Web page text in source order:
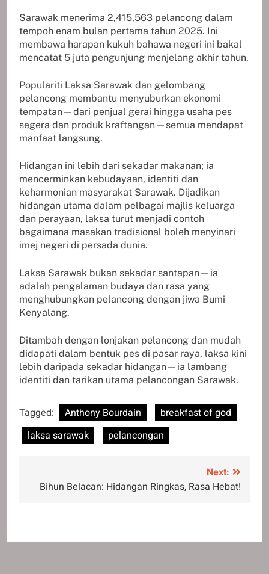
Sarawak menerima 2,415,563 pelancong dalam
tempoh enam bulan pertama tahun 2025. Ini
membawa harapan kukuh bahawa negeri ini bakal
mencatat 5 juta pengunjung menjelang akhir tahun.
Populariti Laksa Sarawak dan gelombang
pelancong membantu menyuburkan ekonomi
tempatan—dari penjual gerai hingga usaha pes
segera dan produk kraftangan—semua mendapat
manfaat langsung.
Hidangan ini lebih dari sekadar makanan; ia
mencerminkan kebudayaan, identiti dan
keharmonian masyarakat Sarawak. Dijadikan
hidangan utama dalam pelbagai majlis keluarga
dan perayaan, laksa turut menjadi contoh
bagaimana masakan tradisional boleh menyinari
imej negeri di persada dunia.
Laksa Sarawak bukan sekadar santapan—ia
adalah pengalaman budaya dan rasa yang
menghubungkan pelancong dengan jiwa Bumi
Kenyalang.
Ditambah dengan lonjakan pelancong dan mudah
didapati dalam bentuk pes di pasar raya, laksa kini
lebih daripada sekadar hidangan—ia lambang
identiti dan tarikan utama pelancongan Sarawak.
Tagged: Anthony Bourdain
breakfast of god
laksa sarawak
pelancongan
navigation
Next:
Bihun Belacan: Hidangan Ringkas, Rasa Hebat!